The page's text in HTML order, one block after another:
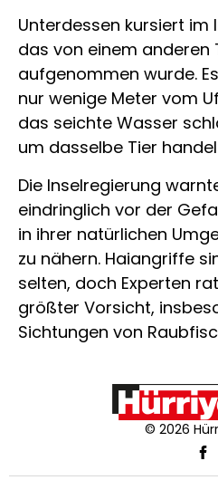
Unterdessen kursiert im
das von einem anderen
aufgenommen wurde.
nur wenige Meter vom
das seichte Wasser
um dasselbe Tier
Die Inselregierung
eindringlich vor der
in ihrer natürlichen
zu nähern. Haiangriffe
selten, doch Experten
größter Vorsicht,
Sichtungen von
© 2026